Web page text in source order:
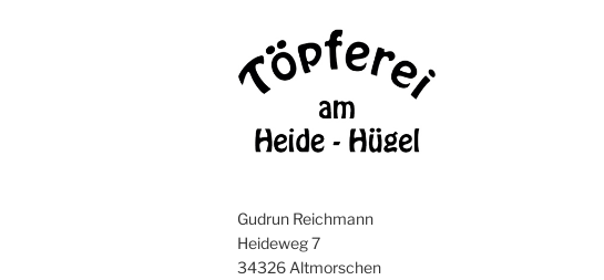
Gudrun Reichmann
Heideweg 7
34326 Altmorschen